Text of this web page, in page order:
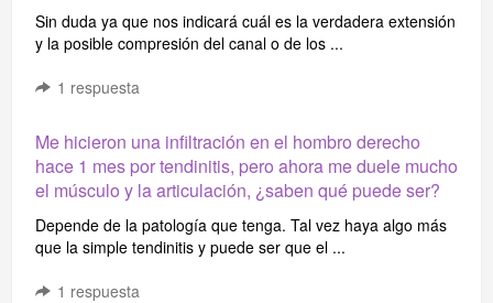
Sin duda ya que nos indicará cuál es la verdadera extensión
y la posible compresión del canal o de los ...
1 respuesta
Me hicieron una infiltración en el hombro derecho
hace 1 mes por tendinitis, pero ahora me duele mucho
el músculo y la articulación, ¿saben qué puede ser?
Depende de la patología que tenga. Tal vez haya algo más
que la simple tendinitis y puede ser que el ...
1 respuesta